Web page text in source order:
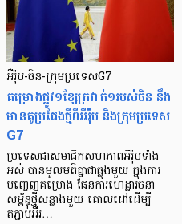
អឺរ៉ុប-ចិន-ក្រុមប្រទេសG7
គម្រោងផ្លូវ១ខ្សែក្រវាត់១របស់ចិន នឹង
មានគូប្រជែងថ្មីពីអឺរ៉ុប និងក្រុមប្រទេស
G7
ប្រទេសជាសមាជិកសហភាពអឺរ៉ុបទាំង
អស់ បានមូលមតិគ្នាជាធ្លុងមួយ ក្នុងការ
បញ្ចេញគម្រោង ផែនការហេដ្ឋារចនា
សម្ព័ន្ធថ្មីសន្លាងមួយ គោលដៅដើម្បី
តភ្ជាប់អឺរ…